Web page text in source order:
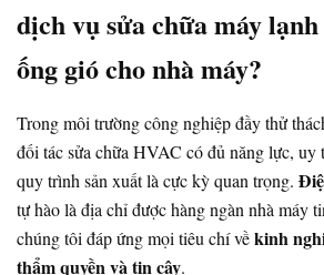
dịch vụ sửa chữa máy
ống gió cho nhà máy?
Trong môi trường công nghiệp đầy thử
đối tác sửa chữa HVAC có đủ năng lực, uy
quy trình sản xuất là cực kỳ quan trọng.
tự hào là địa chỉ được hàng ngàn nhà máy
chúng tôi đáp ứng mọi tiêu chí vềkinh
thẩm quyền và tin cậy.